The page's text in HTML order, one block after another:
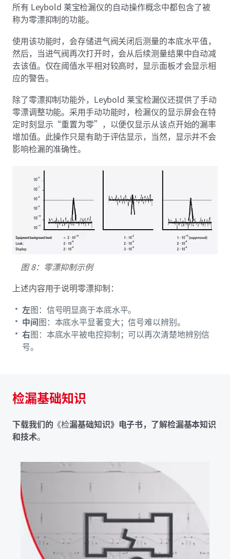
所有 Leybold 莱宝检漏仪的自动操作概念中都包含了被
称为零漂抑制的功能。
使用该功能时，会存储进气阀关闭后测量的本底水平值，
然后，当进气阀再次打开时，会从后续测量结果中自动减
去该值。仅在阈值水平相对较高时，显示面板才会显示相
应的警告。
除了零漂抑制功能外，Leybold 莱宝检漏仪还提供了手动
零漂调整功能。采用手动功能时，检漏仪的显示屏会在特
定时刻显示“重置为零”，以便仅显示从该点开始的漏率
增加值。此操作只是有助于评估显示，当然，显示并不会
影响检漏的准确性。
图 8：零漂抑制示例
上述内容用于说明零漂抑制：
左图：信号明显高于本底水平。
中间图：本底水平显著变大；信号难以辨别。
右图：本底水平被电控抑制；可以再次清楚地辨别信
号。
检漏基础知识
下载我们的 《检漏基础知识》电子书，了解检漏基本知识
和技术。